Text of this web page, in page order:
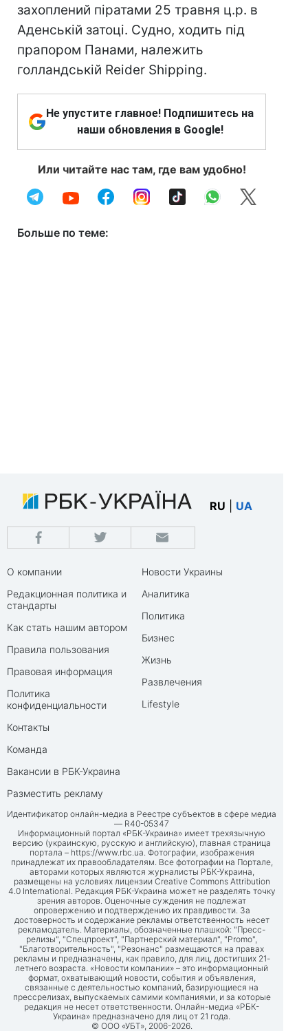
захоплений піратами 25 травня ц.р. в
Аденській затоці. Судно, ходить під
прапором Панами, належить
голландській Reider Shipping.
Не упустите главное! Подпишитесь на
наши обновления в Google!
Или читайте нас там, где вам удобно!
Больше по теме:
RU UA
О компании
Редакционная политика и
стандарты
Как стать нашим автором
Правила пользования
Правовая информация
Политика
конфиденциальности
Контакты
Команда
Вакансии в РБК-Украина
Разместить рекламу
Новости Украины
Аналитика
Политика
Бизнес
Жизнь
Развлечения
Lifestyle
Идентификатор онлайн-медиа в Реестре субъектов в сфере медиа
— R40-05347
Информационный портал «РБК-Украина» имеет трехязычную
версию (украинскую, русскую и английскую), главная страница
портала – https://www.rbc.ua. Фотографии, изображения
принадлежат их правообладателям. Все фотографии на Портале,
авторами которых являются журналисты РБК-Украина,
размещены на условиях лицензии Creative Commons Attribution
4.0 International. Редакция РБК-Украина может не разделять точку
зрения авторов. Оценочные суждения не подлежат
опровержению и подтверждению их правдивости. За
достоверность и содержание рекламы ответственность несет
рекламодатель. Материалы, обозначенные плашкой: "Пресс-
релизы", "Спецпроект", "Партнерский материал", "Promo",
"Благотворительность", "Резонанс" размещаются на правах
рекламы и предназначены, как правило, для лиц, достигших 21-
летнего возраста. «Новости компании» – это информационный
формат, охватывающий новости, события и объявления,
связанные с деятельностью компаний, базирующиеся на
прессрелизах, выпускаемых самими компаниями, и за которые
редакция не несет ответственности. Онлайн-медиа «РБК-
Украина» предназначено для лиц от 21 года.
© ООО «УБТ», 2006-2026.